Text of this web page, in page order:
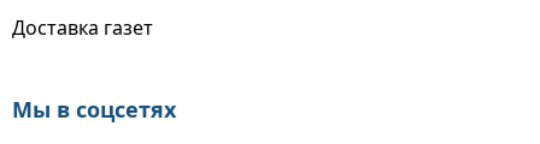
Доставка газет
Мы в соцсетях